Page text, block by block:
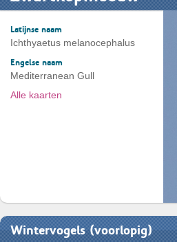
Latijnse naam
Ichthyaetus melanocephalus
Engelse naam
Mediterranean Gull
Alle kaarten
Wintervogels (voorlopig)